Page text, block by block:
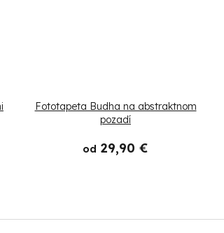
Fototapeta Budha na abstraktnom
pozadí
od 29,90 €